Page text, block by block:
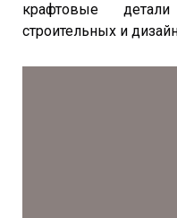
крафтовые
строительных и